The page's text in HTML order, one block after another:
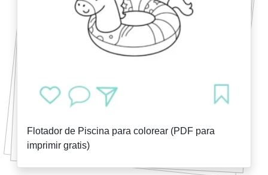
Flotador de Piscina para colorear (PDF para
imprimir gratis)